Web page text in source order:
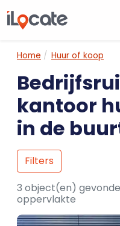
Home Huur of koop
kantoor
in de
Filters
3 object(en)
oppervlakte